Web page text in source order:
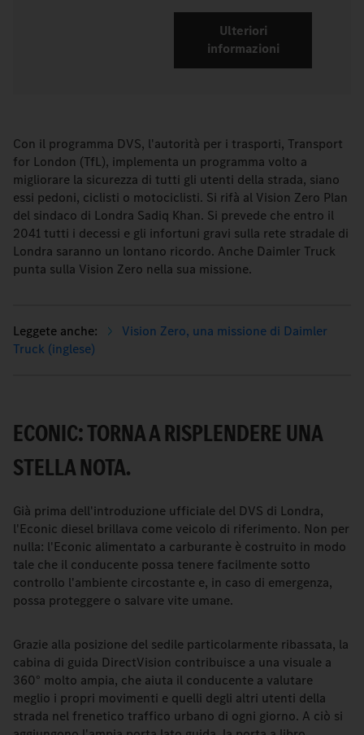
Ulteriori
informazioni
Con il programma DVS, l'autorità per i trasporti, Transport
for London (TfL), implementa un programma volto a
migliorare la sicurezza di tutti gli utenti della strada, siano
essi pedoni, ciclisti o motociclisti. Si rifà al Vision Zero Plan
del sindaco di Londra Sadiq Khan. Si prevede che entro il
2041 tutti i decessi e gli infortuni gravi sulla rete stradale di
Londra saranno un lontano ricordo. Anche Daimler Truck
punta sulla Vision Zero nella sua missione.
Vision Zero, una missione di Daimler
Truck (inglese)
ECONIC: TORNA A RISPLENDERE UNA
STELLA NOTA.
Già prima dell'introduzione ufficiale del DVS di Londra,
l'Econic diesel brillava come veicolo di riferimento. Non per
nulla: l'Econic alimentato a carburante è costruito in modo
tale che il conducente possa tenere facilmente sotto
controllo l'ambiente circostante e, in caso di emergenza,
possa proteggere o salvare vite umane.
Grazie alla posizione del sedile particolarmente ribassata, la
cabina di guida DirectVision contribuisce a una visuale a
360° molto ampia, che aiuta il conducente a valutare
meglio i propri movimenti e quelli degli altri utenti della
strada nel frenetico traffico urbano di ogni giorno. A ciò si